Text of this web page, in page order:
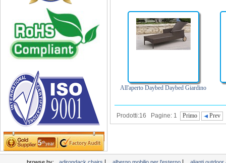
Wicker Patio Mobili
Woodard Mobili
All'aperto Daybed Daybed Giardino
Prodotti:16 Pagine: 1 Primo Prev